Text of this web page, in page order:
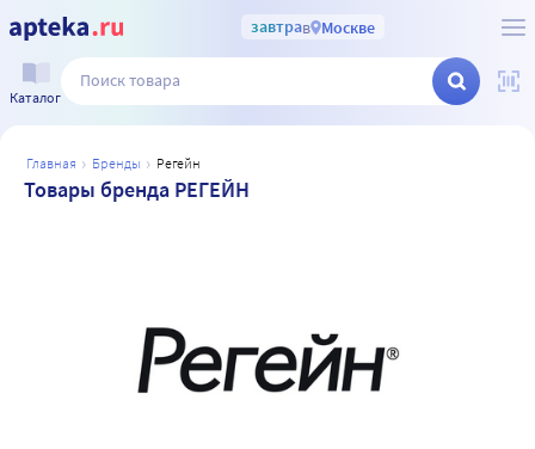
завтрав Москве
Каталог
главная бренды регейн
Товары бренда РЕГЕЙН